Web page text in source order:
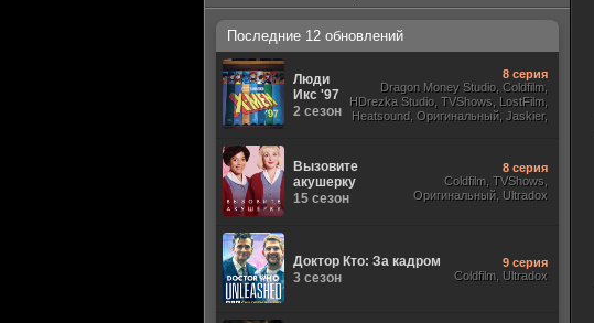
Последние 12 обновлений
Люди
Икс '97
2 сезон
8 серия
Dragon Money Studio, Coldfilm,
HDrezka Studio, TVShows, LostFilm,
Heatsound, Оригинальный, Jaskier,
Вызовите
акушерку
15 сезон
8 серия
Coldfilm, TVShows,
Оригинальный, Ultradox
Доктор Кто: За кадром
3 сезон
9 серия
Coldfilm, Ultradox